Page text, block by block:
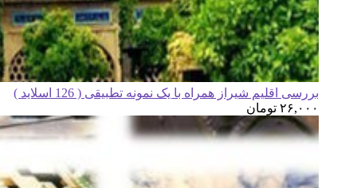
بررسی اقلیم شیراز همراه با یک نمونه تطبیقی ( 126 اسلاید )
۲۶,۰۰۰ تومان